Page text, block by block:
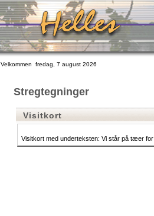
Velkommen fredag, 7 august 2026
Stregtegninger
Visitkort
Visitkort med underteksten: Vi står på tæer